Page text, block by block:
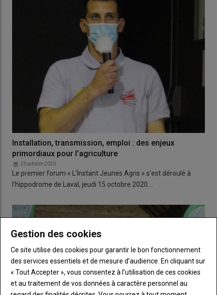
Installation, transmission, emploi : des enjeux
primordiaux pour l’agriculture
23 octobre 2020
Le premier forum « L'Instant Jeunes Agris » s’est déroulé à
l’hippodrome de Laval, jeudi 15 octobre 2020.…
Gestion des cookies
Ce site utilise des cookies pour garantir le bon fonctionnement
des services essentiels et de mesure d’audience. En cliquant sur
« Tout Accepter », vous consentez à l’utilisation de ces cookies
et au traitement de vos données à caractère personnel au